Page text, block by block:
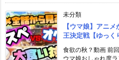
未分類
【ウマ娘】アニ
王決定戦【ゆっく
食欲の秋？動画 前
ウマ娘おしゃれ度